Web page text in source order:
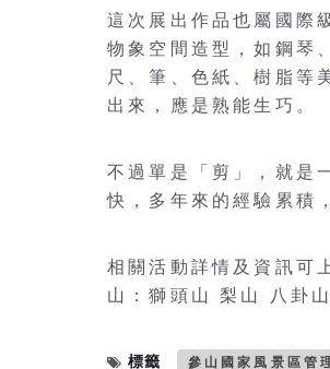
這次展出作品也屬國際
物象空間造型，如鋼琴
尺、筆、色紙、樹脂等
出來，應是熟能生巧。
不過單是「剪」，就是
快，多年來的經驗累積
相關活動詳情及資訊可
山：獅頭山 梨山 八卦
標籤 參山國家風景區管